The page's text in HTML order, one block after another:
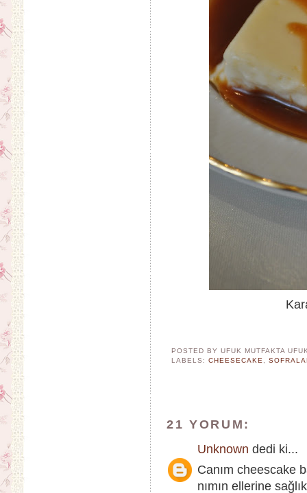
POSTED BY UFUK MUTFAKTA
LABELS:CHEESECAKE ,
21 YORUM:
Unknown dedi ki...
Canım cheescake
nımın ellerine